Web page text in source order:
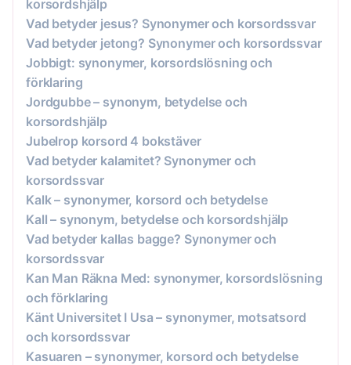
korsordshjälp
Vad betyder jesus? Synonymer och korsordssvar
Vad betyder jetong? Synonymer och korsordssvar
Jobbigt: synonymer, korsordslösning och
förklaring
Jordgubbe – synonym, betydelse och
korsordshjälp
Jubelrop korsord 4 bokstäver
Vad betyder kalamitet? Synonymer och
korsordssvar
Kalk – synonymer, korsord och betydelse
Kall – synonym, betydelse och korsordshjälp
Vad betyder kallas bagge? Synonymer och
korsordssvar
Kan Man Räkna Med: synonymer, korsordslösning
och förklaring
Känt Universitet I Usa – synonymer, motsatsord
och korsordssvar
Kasuaren – synonymer, korsord och betydelse